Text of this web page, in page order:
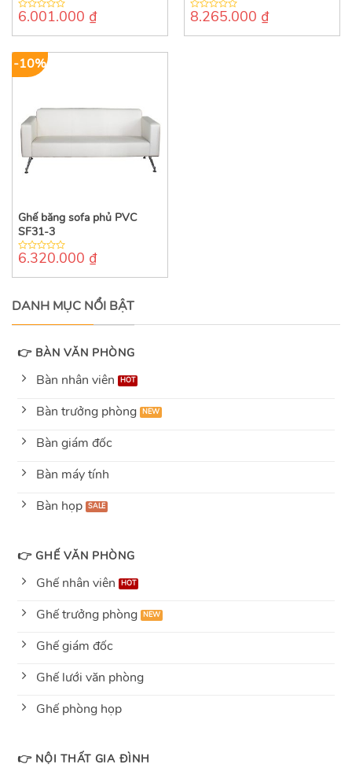
0
of
6.001.000 ₫
0
of
8.265.000 ₫
-10%
Ghế băng sofa phủ PVC
SF31-3
0
of
6.320.000 ₫
DANH MỤC NỔI BẬT
👉 BÀN VĂN PHÒNG
Bàn nhân viên
Bàn trưởng phòng
Bàn giám đốc
Bàn máy tính
Bàn họp
👉 GHẾ VĂN PHÒNG
Ghế nhân viên
Ghế trưởng phòng
Ghế giám đốc
Ghế lưới văn phòng
Ghế phòng họp
👉 NỘI THẤT GIA ĐÌNH